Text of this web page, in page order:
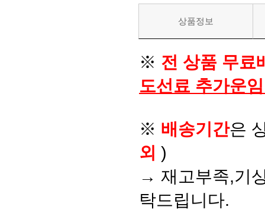
상품정보
※ 전 상품 무료
도선료 추가운
※ 배송기간은
외 )
→ 재고부족,기
탁드립니다.